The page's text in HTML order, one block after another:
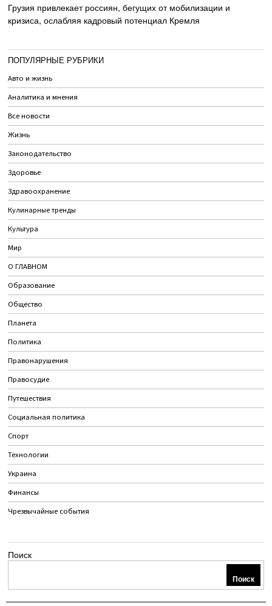
Грузия привлекает россиян, бегущих от мобилизации и
кризиса, ослабляя кадровый потенциал Кремля
ПОПУЛЯРНЫЕ РУБРИКИ
Авто и жизнь
Аналитика и мнения
Все новости
Жизнь
Законодательство
Здоровье
Здравоохранение
Кулинарные тренды
Культура
Мир
О ГЛАВНОМ
Образование
Общество
Планета
Политика
Правонарушения
Правосудие
Путешествия
Социальная политика
Спорт
Технологии
Украина
Финансы
Чрезвычайные события
Поиск
Поиск